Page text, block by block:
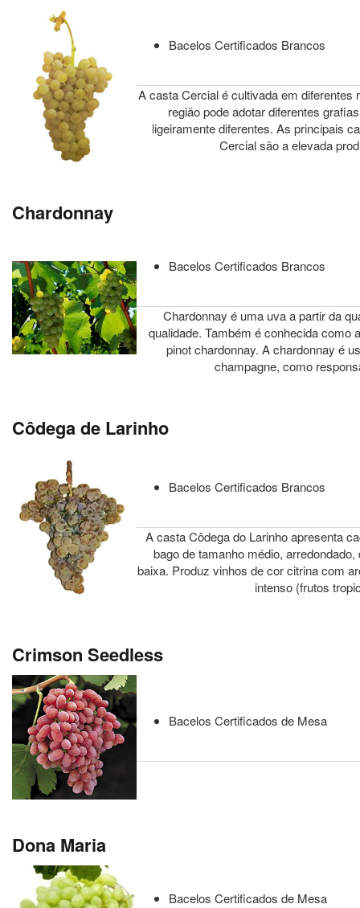
Bacelos Certificados Brancos
A casta Cercial é cultivada em
região pode adotar diferentes
ligeiramente diferentes. As principais
Cercial são a elevada
Chardonnay
Bacelos Certificados Brancos
Chardonnay é uma uva a partir da
qualidade. Também é conhecida como
pinot chardonnay. A chardonnay é
champagne, como
Côdega de Larinho
Bacelos Certificados Brancos
A casta Côdega do Larinho apresenta
bago de tamanho médio,
baixa. Produz vinhos de cor citrina com
intenso (frutos
Crimson Seedless
Bacelos Certificados de Mesa
Dona Maria
Bacelos Certificados de Mesa